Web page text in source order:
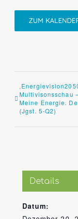
ZUM
Multivisonsschau
Meine Energie.
(Jgst. 5-Q2)
Details
Datum: